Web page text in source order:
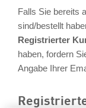
Falls Sie bereits
sind/bestellt
Registrierter
haben, fordern
Angabe Ihrer